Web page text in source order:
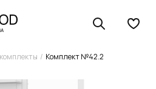
Комплект №42.2